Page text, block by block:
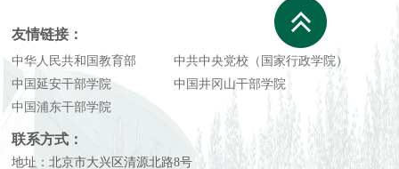
友情链接：
中华人民共和国教育部
中共中央党校（国家行政学院）
中国延安干部学院
中国井冈山干部学院
中国浦东干部学院
联系方式：
地址：北京市大兴区清源北路8号